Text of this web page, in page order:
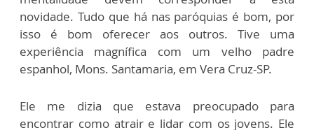
novidade. Tudo que há nas paróquias é bom, por
isso é bom oferecer aos outros. Tive uma
experiência magnífica com um velho padre
espanhol, Mons. Santamaria, em Vera Cruz-SP.
Ele me dizia que estava preocupado para
encontrar como atrair e lidar com os jovens. Ele